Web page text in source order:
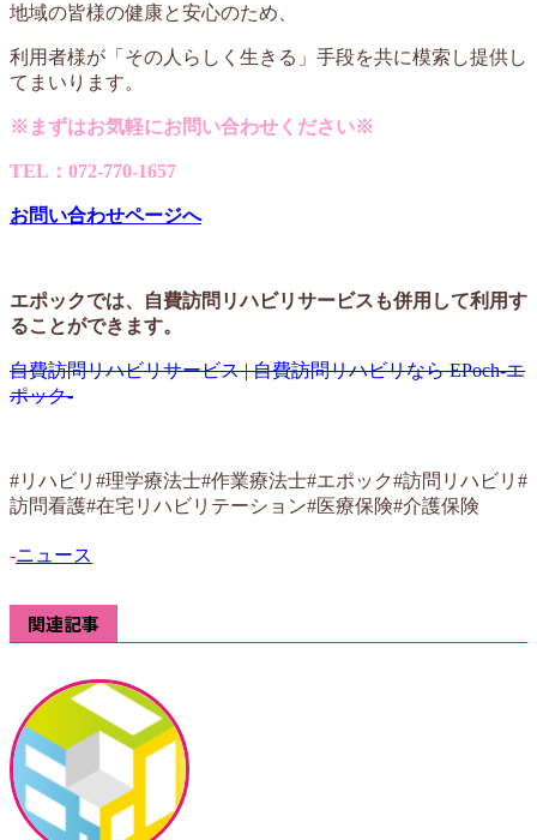
地域の皆様の健康と安心のため、
利用者様が「その人らしく生きる」手段を共に模索し提供し
てまいります。
※まずはお気軽にお問い合わせください※
TEL：072-770-1657
お問い合わせページへ
エポックでは、自費訪問リハビリサービスも併用して利用す
ることができます。
自費訪問リハビリサービス | 自費訪問リハビリなら EPoch-エ
ポック-
#リハビリ#理学療法士#作業療法士#エポック#訪問リハビリ#
訪問看護#在宅リハビリテーション#医療保険#介護保険
-ニュース
関連記事